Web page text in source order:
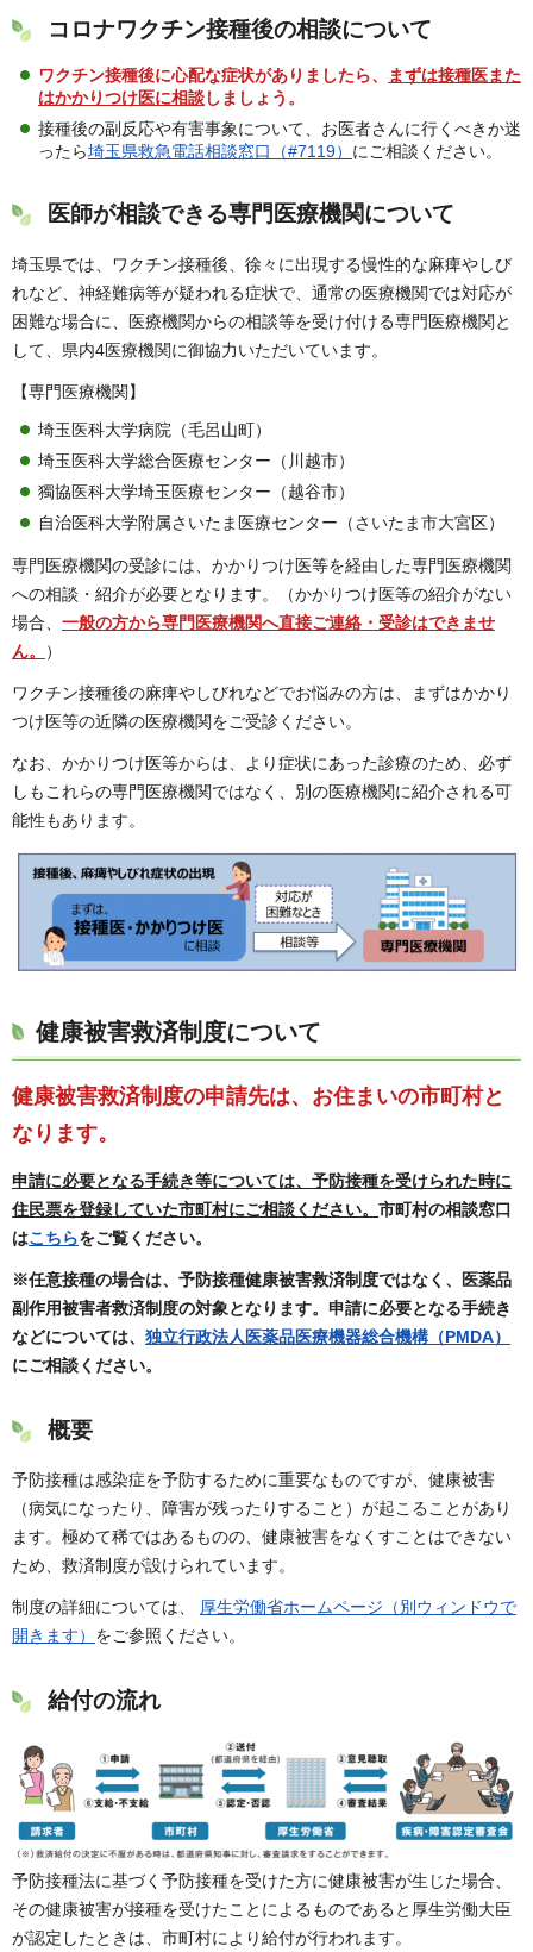
コロナワクチン接種後の相談について
ワクチン接種後に心配な症状がありましたら、
まずは接種医また
はかかりつけ医に相談しましょう。
接種後の副反応や有害事象について、お医者さんに行くべきか迷
ったら埼玉県救急電話相談窓口（#7119） にご相談ください。
医師が相談できる専門医療機関について
埼玉県では、ワクチン接種後、徐々に出現する慢性的な麻痺やしび
れなど、神経難病等が疑われる症状で、通常の医療機関では対応が
困難な場合に、医療機関からの相談等を受け付ける専門医療機関と
して、県内4医療機関に御協力いただいています。
【専門医療機関】
埼玉医科大学病院（毛呂山町）
埼玉医科大学総合医療センター（川越市）
獨協医科大学埼玉医療センター（越谷市）
自治医科大学附属さいたま医療センター（さいたま市大宮区）
専門医療機関の受診には、かかりつけ医等を経由した専門医療機関
への相談・紹介が必要となります。（かかりつけ医等の紹介がない
場合、 一般の方から専門医療機関へ直接ご連絡・受診はできませ
ん。
）
ワクチン接種後の麻痺やしびれなどでお悩みの方は、まずはかかり
つけ医等の近隣の医療機関をご受診ください。
なお、かかりつけ医等からは、より症状にあった診療のため、必ず
しもこれらの専門医療機関ではなく、別の医療機関に紹介される可
能性もあります。
健康被害救済制度について
健康被害救済制度の申請先は、お住まいの市町村と
なります。
申請に必要となる手続き等については、予防接種を受けられた時に
住民票を登録していた市町村にご相談ください。 市町村の相談窓口
はこちらをご覧ください。
※任意接種の場合は、予防接種健康被害救済制度ではなく、医薬品
副作用被害者救済制度の対象となります。申請に必要となる手続き
などについては、 独立行政法人医薬品医療機器総合機構（PMDA）
にご相談ください。
概要
予防接種は感染症を予防するために重要なものですが、健康被害
（病気になったり、障害が残ったりすること）が起こることがあり
ます。極めて稀ではあるものの、健康被害をなくすことはできない
ため、救済制度が設けられています。
制度の詳細については、 厚生労働省ホームページ（別ウィンドウで
開きます） をご参照ください。
給付の流れ
予防接種法に基づく予防接種を受けた方に健康被害が生じた場合、
その健康被害が接種を受けたことによるものであると厚生労働大臣
が認定したときは、市町村により給付が行われます。